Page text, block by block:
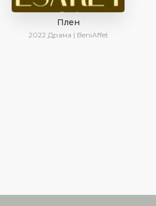
Плен
2022 Драма | BeniAffet